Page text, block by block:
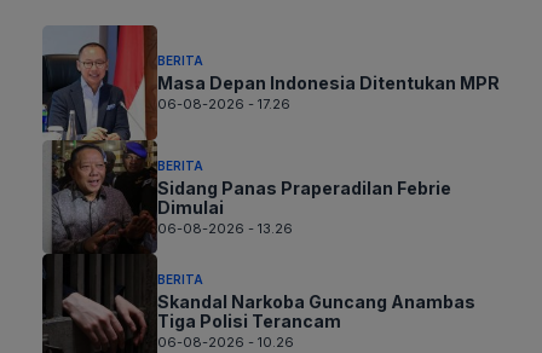
BERITA
Masa Depan Indonesia Ditentukan MPR
06-08-2026 - 17.26
BERITA
Sidang Panas Praperadilan Febrie
Dimulai
06-08-2026 - 13.26
BERITA
Skandal Narkoba Guncang Anambas
Tiga Polisi Terancam
06-08-2026 - 10.26